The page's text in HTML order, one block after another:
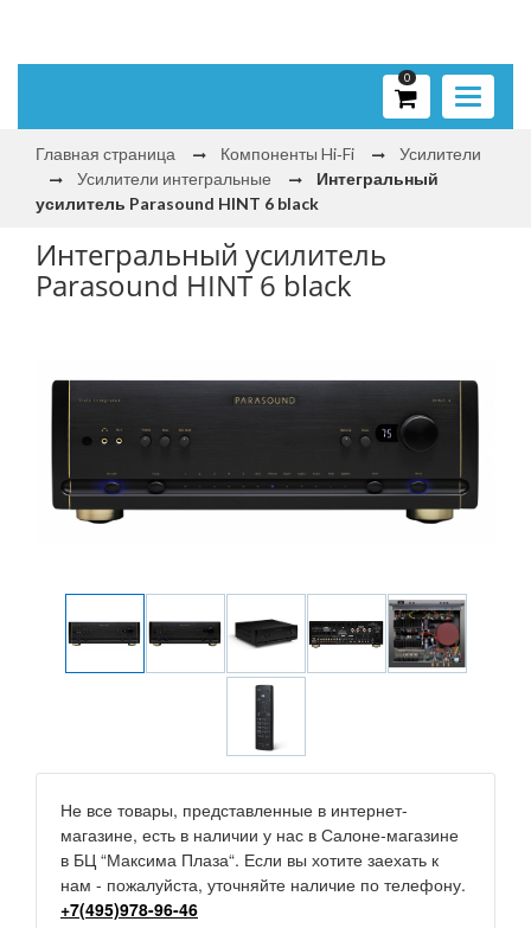
Toggle
0
Главная страница Компоненты Hi‑Fi
Усилители
Усилители интегральные
Интегральный
усилитель Parasound HINT 6 black
Интегральный усилитель
Parasound HINT 6 black
Не все товары, представленные в интернет-
магазине, есть в наличии у нас в Салоне-магазине
в БЦ “Максима Плаза“. Если вы хотите заехать к
нам - пожалуйста, уточняйте наличие по телефону.
+7(495)978-96-46